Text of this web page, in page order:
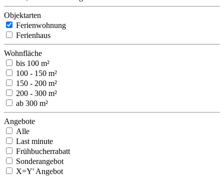
Objektarten
Ferienwohnung
Ferienhaus
Wohnfläche
bis 100 m²
100 - 150 m²
150 - 200 m²
200 - 300 m²
ab 300 m²
Angebote
Alle
Last minute
Frühbucherrabatt
Sonderangebot
X=Y' Angebot